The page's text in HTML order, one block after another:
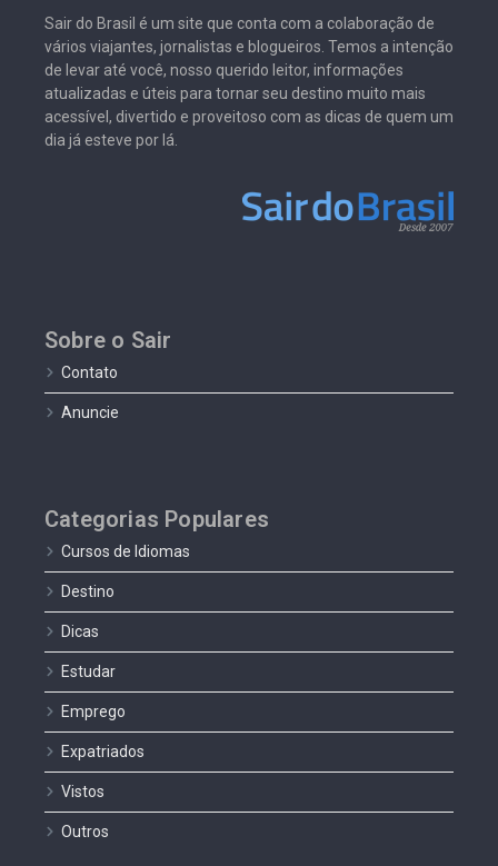
Sair do Brasil é um site que conta com a colaboração de
vários viajantes, jornalistas e blogueiros. Temos a intenção
de levar até você, nosso querido leitor, informações
atualizadas e úteis para tornar seu destino muito mais
acessível, divertido e proveitoso com as dicas de quem um
dia já esteve por lá.
Sobre o Sair
Contato
Anuncie
Categorias Populares
Cursos de Idiomas
Destino
Dicas
Estudar
Emprego
Expatriados
Vistos
Outros